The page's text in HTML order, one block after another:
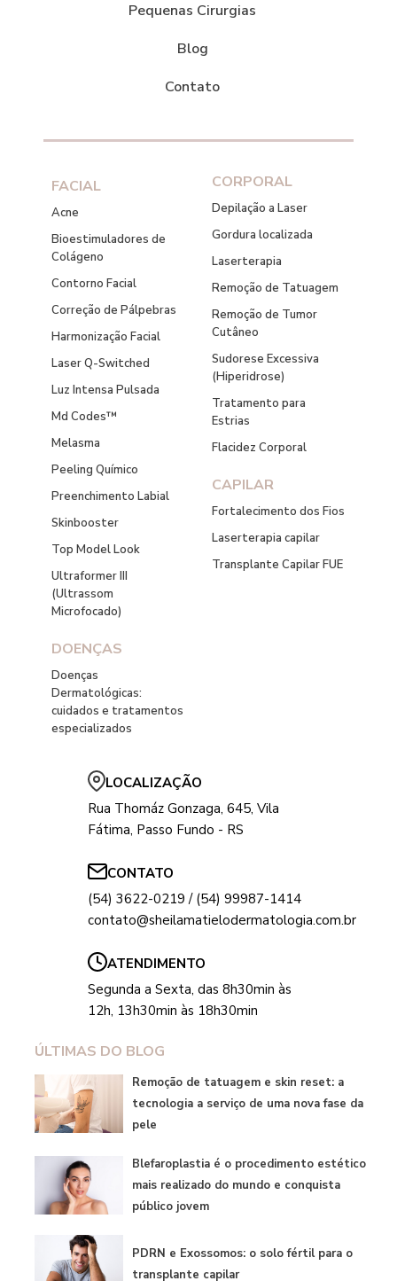
Pequenas Cirurgias
Blog
Contato
FACIAL
Acne
Bioestimuladores de
Colágeno
Contorno Facial
Correção de Pálpebras
Harmonização Facial
Laser Q-Switched
Luz Intensa Pulsada
Md Codes™
Melasma
Peeling Químico
Preenchimento Labial
Skinbooster
Top Model Look
Ultraformer III
(Ultrassom
Microfocado)
DOENÇAS
Doenças
Dermatológicas:
cuidados e tratamentos
especializados
CORPORAL
Depilação a Laser
Gordura localizada
Laserterapia
Remoção de Tatuagem
Remoção de Tumor
Cutâneo
Sudorese Excessiva
(Hiperidrose)
Tratamento para
Estrias
Flacidez Corporal
CAPILAR
Fortalecimento dos Fios
Laserterapia capilar
Transplante Capilar FUE
LOCALIZAÇÃO
Rua Thomáz Gonzaga, 645, Vila
Fátima, Passo Fundo - RS
CONTATO
(54) 3622-0219 / (54) 99987-1414
contato@sheilamatielodermatologia.com.br
ATENDIMENTO
Segunda a Sexta, das 8h30min às
12h, 13h30min às 18h30min
ÚLTIMAS DO BLOG
Remoção de tatuagem e skin reset: a
tecnologia a serviço de uma nova fase da
pele
Blefaroplastia é o procedimento estético
mais realizado do mundo e conquista
público jovem
PDRN e Exossomos: o solo fértil para o
transplante capilar